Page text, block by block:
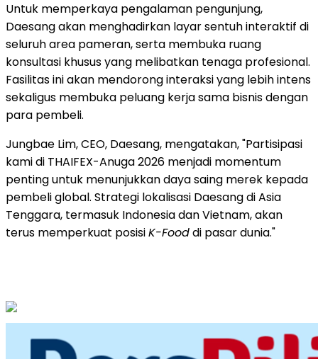
Untuk memperkaya pengalaman pengunjung,
Daesang akan menghadirkan layar sentuh interaktif di
seluruh area pameran, serta membuka ruang
konsultasi khusus yang melibatkan tenaga profesional.
Fasilitas ini akan mendorong interaksi yang lebih intens
sekaligus membuka peluang kerja sama bisnis dengan
para pembeli.
Jungbae Lim, CEO, Daesang, mengatakan, "Partisipasi
kami di THAIFEX-Anuga 2026 menjadi momentum
penting untuk menunjukkan daya saing merek kepada
pembeli global. Strategi lokalisasi Daesang di Asia
Tenggara, termasuk Indonesia dan Vietnam, akan
terus memperkuat posisiK-Fooddi pasar dunia."